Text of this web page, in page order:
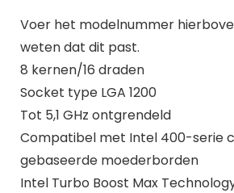
Voer het modelnummer
weten dat dit past.
8 kernen/16 draden
Socket type LGA 1200
Tot 5,1 GHz ontgrendeld
Compatibel met Intel 400-serie
gebaseerde moederborden
Intel Turbo Boost Max